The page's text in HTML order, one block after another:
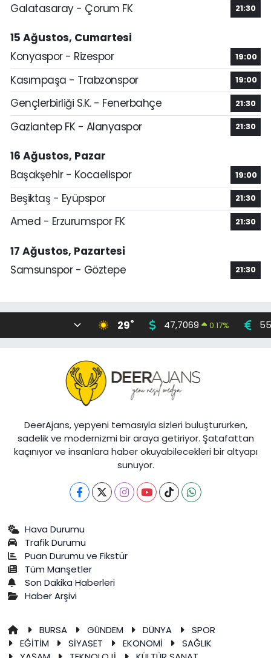
Galatasaray - Çorum FK
21:30
15 Ağustos, Cumartesi
Konyaspor - Rizespor
19:00
Kasımpaşa - Trabzonspor 19:00
Gençlerbirliği S.K. - Fenerbahçe 21:30
Gaziantep FK - Alanyaspor 21:30
16 Ağustos, Pazar
Başakşehir - Kocaelispor
19:00
Beşiktaş - Eyüpspor 21:30
Amed - Erzurumspor FK 21:30
17 Ağustos, Pazartesi
Samsunspor - Göztepe
21:30
29° 47,7069 0.17%
DeerAjans, yepyeni temasıyla sizleri buluştururken,
sadelik ve modernizmi bir araya getiriyor. Şatafattan
kaçınıyor ve insanlara haber okuyabilecekleri bir altyapı
sunuyor.
Hava Durumu
Trafik Durumu
Puan Durumu ve Fikstür
Tüm Manşetler
Son Dakika Haberleri
Haber Arşivi
BURSA GÜNDEM DÜNYA
SPOR
EĞİTİM
SİYASET EKONOMİ
SAĞLIK